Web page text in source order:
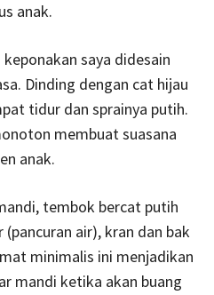
anak.
saya didesain
Dinding dengan cat hijau
tidur dan sprainya putih.
membuat suasana
anak.
tembok bercat putih
air), kran dan bak
minimalis ini menjadikan
mandi ketika akan buang